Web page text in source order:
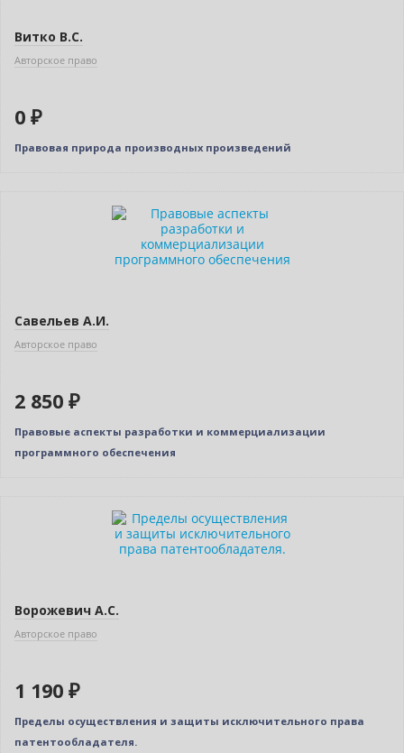
Витко В.С.
Авторское право
0 ₽
Правовая природа производных произведений
Савельев А.И.
Авторское право
2 850 ₽
Правовые аспекты разработки и коммерциализации
программного обеспечения
Ворожевич А.С.
Авторское право
1 190 ₽
Пределы осуществления и защиты исключительного права
патентообладателя.